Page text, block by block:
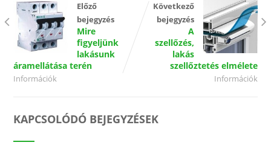
Előző
bejegyzés
Mire
figyeljünk
lakásunk
áramellátása terén
Információk
Következő
bejegyzés
A
szellőzés,
lakás
szellőztetés elmélete
Információk
KAPCSOLÓDÓ BEJEGYZÉSEK